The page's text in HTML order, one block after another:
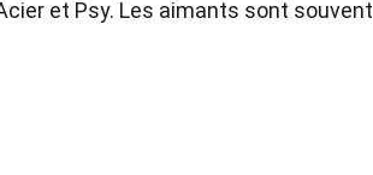
et Psy. Les aimants sont souvent